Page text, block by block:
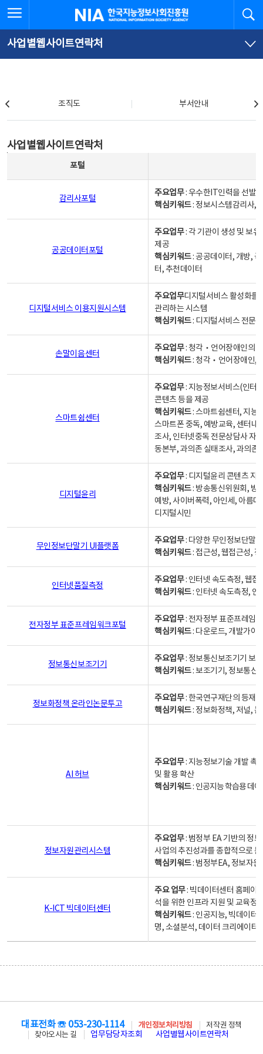
문
로
가
체
뉴
바
가
한국지능정보사회진흥원
사업별웹사이트연락처
조직도 부서안내
사업별웹사이트연락처
포털
감리사포털
주요업무: 우수한IT인력을 선발
핵심키워드: 정보시스템감리사,
공공데이터포털
주요업무: 각 기관이 생성 및 보
제공
핵심키워드: 공공데이터, 개방,
터, 추천데이터
디지털서비스 이용지원시스템
주요업무디지털서비스 활성화를
관리하는 시스템
핵심키워드: 디지털서비스 전문
손말이음센터
주요업무: 청각‧언어장애인의
핵심키워드: 청각‧언어장애인,
스마트쉼센터
주요업무: 지능정보서비스(인터
콘텐츠 등을 제공
핵심키워드: 스마트쉼센터, 지능
스마트폰 중독, 예방교육, 센터내
조사, 인터넷중독 전문상담사 자
동본부, 과의존 실태조사, 과의존
디지털윤리
주요업무: 디지털윤리 콘텐츠 지
핵심키워드: 방송통신위원회, 방
예방, 사이버폭력, 아인세, 아름
디지털시민
무인정보단말기 UI플랫폼
주요업무: 다양한 무인정보단말
핵심키워드: 접근성, 웹접근성,
인터넷품질측정
주요업무: 인터넷 속도측정, 웹접
핵심키워드: 인터넷 속도측정, 인
전자정부 표준프레임워크포털
주요업무: 전자정부 표준프레임
핵심키워드: 다운로드, 개발가이
정보통신보조기기
주요업무: 정보통신보조기기 보
핵심키워드: 보조기기, 정보통신
정보화정책 온라인논문투고
주요업무: 한국연구재단의 등재
핵심키워드: 정보화정책, 저널,
AI 허브
주요업무: 지능정보기술 개발 촉
및 활용 확산
핵심키워드: 인공지능 학습용 데
정보자원관리시스템
주요업무: 범정부 EA 기반의 정
사업의 추진성과를 종합적으로
핵심키워드: 범정부EA, 정보자
K-ICT 빅데이터센터
주요 업무: 빅데이터센터 홈페이
석을 위한 인프라 지원 및 교육정
핵심키워드: 인공지능, 빅데이터,
명, 소셜분석, 데이터 크리에이터
대표전화 ☏ 053-230-1114 개인정보처리방침
저작권 정책
찾아오시는 길
업무담당자조회 사업별웹사이트연락처